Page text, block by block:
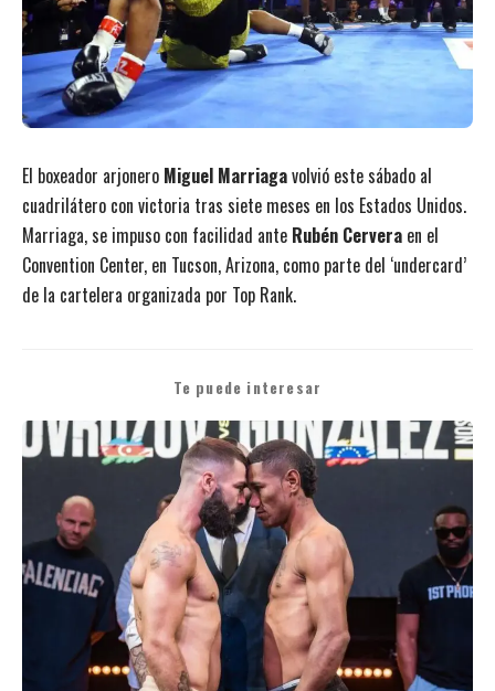
El boxeador arjonero Miguel Marriagavolvió este sábado al
cuadrilátero con victoria tras siete meses en los Estados Unidos.
Marriaga, se impuso con facilidad ante Rubén Cervera en el
Convention Center, en Tucson, Arizona, como parte del ‘undercard’
de la cartelera organizada por Top Rank.
Te puede interesar